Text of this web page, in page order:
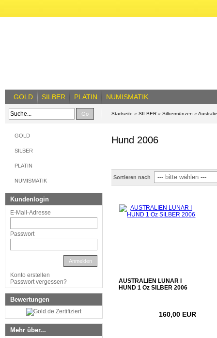
GOLD SILBER PLATIN NUMISMATIK
Go Startseite » SILBER » Silbermünzen »
Hund 2006
Sortieren nach
AUSTRALIEN LUNAR I
HUND 1 Oz SILBER 2006
160,00 EUR
GOLD
SILBER
PLATIN
NUMISMATIK
Kundenlogin
E-Mail-Adresse
Passwort
Anmelden
Konto erstellen
Passwort vergessen?
Bewertungen
Mehr über...